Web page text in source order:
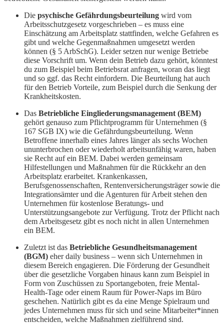
Die psychische Gefährdungsbeurteilung wird vom
Arbeitsschutzgesetz vorgeschrieben – es muss eine
Einschätzung am Arbeitsplatz stattfinden, welche Gefahren es
gibt und welche Gegenmaßnahmen umgesetzt werden
können (§ 5 ArbSchG). Leider setzen nur wenige Betriebe
diese Vorschrift um. Wenn dein Betrieb dazu gehört, könntest
du zum Beispiel beim Betriebsrat anfragen, woran das liegt
und so ggf. das Recht einfordern. Die Beurteilung hat auch
für den Betrieb Vorteile, zum Beispiel durch die Senkung der
Krankheitskosten.
Das Betriebliche Eingliederungsmanagement (BEM)
gehört genauso zum Pflichtprogramm für Unternehmen (§
167 SGB IX) wie die Gefährdungsbeurteilung. Wenn
Betroffene innerhalb eines Jahres länger als sechs Wochen
ununterbrochen oder wiederholt arbeitsunfähig waren, haben
sie Recht auf ein BEM. Dabei werden gemeinsam
Hilfestellungen und Maßnahmen für die Rückkehr an den
Arbeitsplatz erarbeitet. Krankenkassen,
Berufsgenossenschaften, Rentenversicherungsträger sowie die
Integrationsämter und die Agenturen für Arbeit stehen den
Unternehmen für kostenlose Beratungs- und
Unterstützungsangebote zur Verfügung. Trotz der Pflicht nach
dem Arbeitsgesetz gibt es noch nicht in allen Unternehmen
ein BEM.
Zuletzt ist das Betriebliche Gesundheitsmanagement
(BGM) eher daily business – wenn sich Unternehmen in
diesem Bereich engagieren. Die Förderung der Gesundheit
über die gesetzliche Vorgaben hinaus kann zum Beispiel in
Form von Zuschüssen zu Sportangeboten, freie Mental-
Health-Tage oder einem Raum für Power-Naps im Büro
geschehen. Natürlich gibt es da eine Menge Spielraum und
jedes Unternehmen muss für sich und seine Mitarbeiter*innen
entscheiden, welche Maßnahmen zielführend sind.